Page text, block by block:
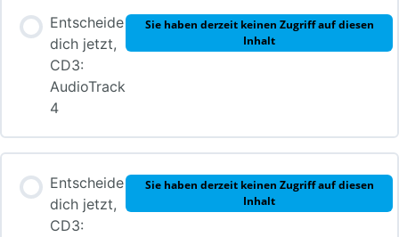
Entscheide
dich jetzt,
CD3:
AudioTrack
4
Sie haben derzeit keinen Zugriff auf diesen
Inhalt
Entscheide
dich jetzt,
CD3:
Sie haben derzeit keinen Zugriff auf diesen
Inhalt